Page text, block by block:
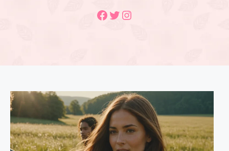
Facebook
Twitter
Instagram